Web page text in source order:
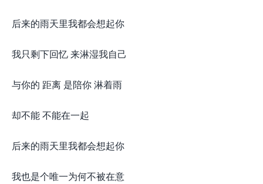
后来的雨天里我都会想起你
我只剩下回忆 来淋湿我自己
与你的 距离 是陪你 淋着雨
却不能 不能在一起
后来的雨天里我都会想起你
我也是个唯一为何不被在意